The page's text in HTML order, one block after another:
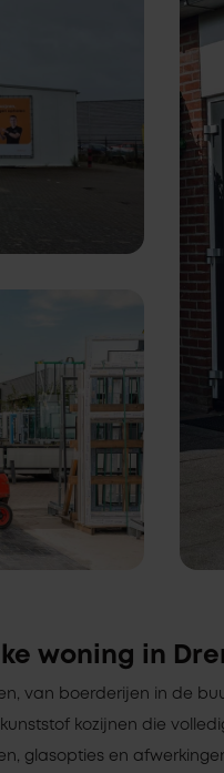
woning in
van boerderijen in de
kunststof kozijnen die
glasopties en